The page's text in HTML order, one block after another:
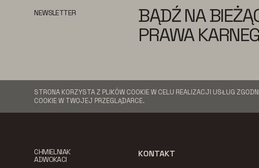
NEWSLETTER
BĄDŹ NA
PRAWA
STRONA KORZYSTA Z PLIKÓW COOKIE W CELU REALIZACJI USŁUG
COOKIE W TWOJEJ PRZEGLĄDARCE.
CHMIELNIAK
ADWOKACI
KONTAKT